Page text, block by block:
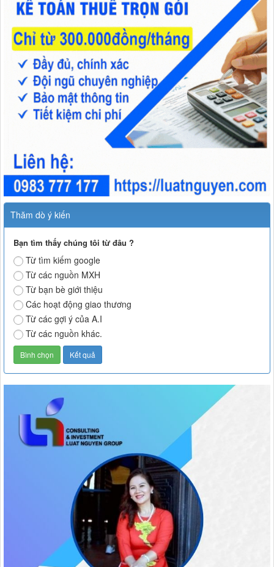
Thăm dò ý kiến
Bạn tìm thấy chúng tôi từ đâu ?
Từ tìm kiếm google
Từ các nguồn MXH
Từ bạn bè giới thiệu
Các hoạt động giao thương
Từ các gợi ý của A.I
Từ các nguồn khác.